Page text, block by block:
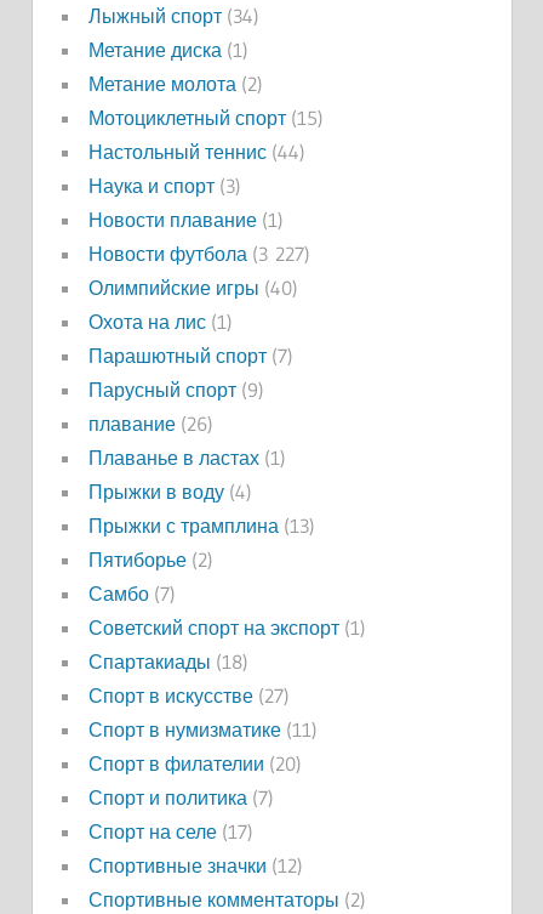
Лыжный спорт(34)
Метание диска (1)
Метание молота (2)
Мотоциклетный спорт(15)
Настольный теннис(44)
Наука и спорт(3)
Новости плавание(1)
Новости футбола (3 227)
Олимпийские игры (40)
Охота на лис(1)
Парашютный спорт(7)
Парусный спорт(9)
плавание(26)
Плаванье в ластах(1)
Прыжки в воду(4)
Прыжки с трамплина (13)
Пятиборье(2)
Самбо(7)
Советский спорт на экспорт(1)
Спартакиады (18)
Спорт в искусстве(27)
Спорт в нумизматике(11)
Спорт в филателии (20)
Спорт и политика (7)
Спорт на селе(17)
Спортивные значки (12)
Спортивные комментаторы (2)